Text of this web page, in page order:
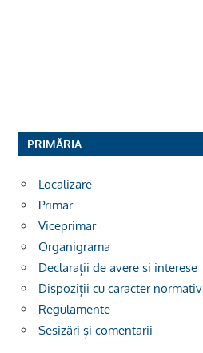
PRIMĂRIA
Localizare
Primar
Viceprimar
Organigrama
Declarații de avere si interese
Dispoziții cu caracter normativ
Regulamente
Sesizări și comentarii